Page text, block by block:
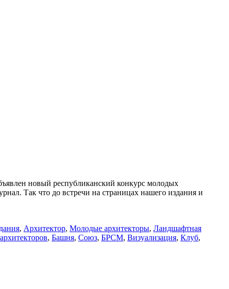
новый республиканский конкурс молодых
Так что до встречи на страницах нашего издания и
, Архитектор, Молодые архитекторы, Ландшафтная
, Башня, Союз, БРСМ, Визуализация, Клуб,